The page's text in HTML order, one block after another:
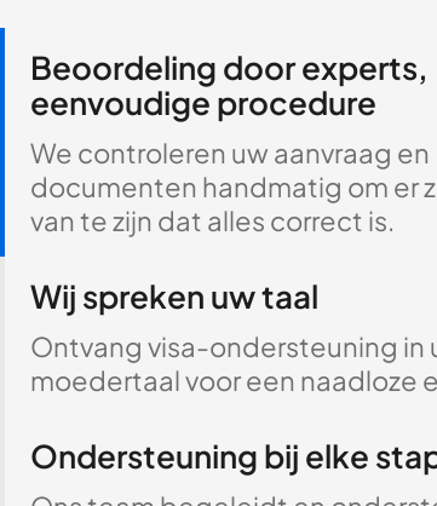
Beoordeling door experts,
eenvoudige procedure
We controleren uw aanvraag en
documenten handmatig om er
van te zijn dat alles correct is.
Wij spreken uw taal
Ontvang visa-ondersteuning in
moedertaal voor een naadloze
Ondersteuning bij elke